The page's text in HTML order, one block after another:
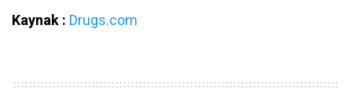
Kaynak : Drugs.com